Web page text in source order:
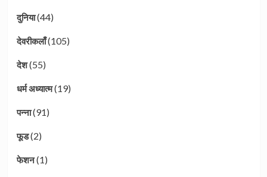
दुनिया(44)
देवरीकलाँ(105)
देश(55)
धर्म अध्यात्म(19)
पन्ना(91)
फूड(2)
फेशन(1)